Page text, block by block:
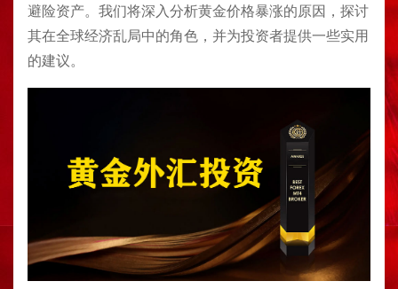
避险资产。我们将深入分析黄金价格暴涨的原因，探讨
其在全球经济乱局中的角色，并为投资者提供一些实用
的建议。